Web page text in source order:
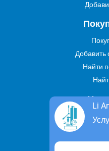
Li
Добавить
Найти